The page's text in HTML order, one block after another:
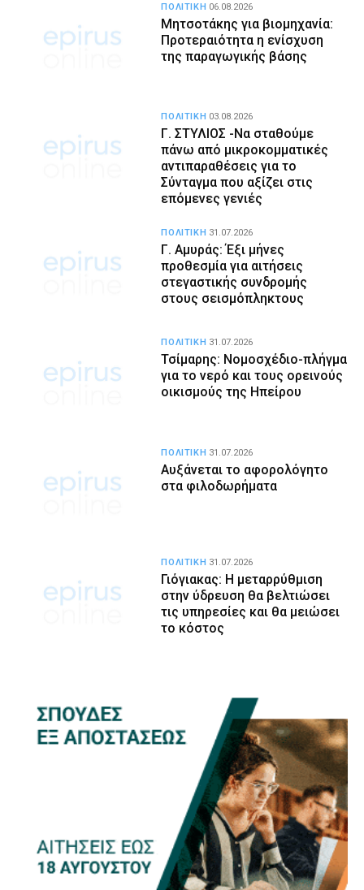
Μητσοτάκης για βιομηχανία:
Προτεραιότητα η ενίσχυση
της παραγωγικής βάσης
ΠΟΛΙΤΙΚΗ 06.08.2026
Γ. ΣΤΥΛΙΟΣ -Να σταθούμε
πάνω από μικροκομματικές
αντιπαραθέσεις για το
Σύνταγμα που αξίζει στις
επόμενες γενιές
ΠΟΛΙΤΙΚΗ 03.08.2026
Γ. Αμυράς: Έξι μήνες
προθεσμία για αιτήσεις
στεγαστικής συνδρομής
στους σεισμόπληκτους
ΠΟΛΙΤΙΚΗ 31.07.2026
Τσίμαρης: Νομοσχέδιο-πλήγμα
για το νερό και τους ορεινούς
οικισμούς της Ηπείρου
ΠΟΛΙΤΙΚΗ 31.07.2026
Αυξάνεται το αφορολόγητο
στα φιλοδωρήματα
ΠΟΛΙΤΙΚΗ 31.07.2026
Γιόγιακας: Η μεταρρύθμιση
στην ύδρευση θα βελτιώσει
τις υπηρεσίες και θα μειώσει
το κόστος
ΠΟΛΙΤΙΚΗ 31.07.2026